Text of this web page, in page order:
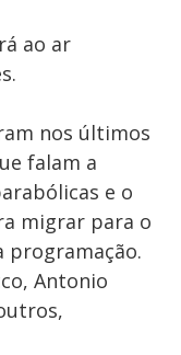
ao ar
nos últimos
falam a
e o
migrar para o
programação.
Antonio